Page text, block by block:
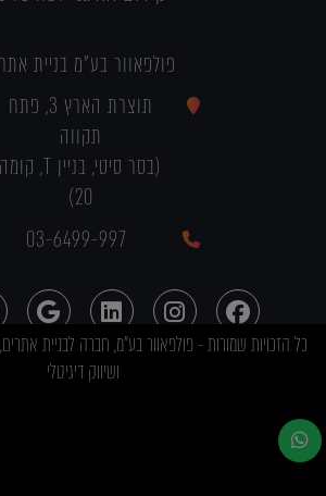
פולפאוור בע"מ בניית
תוצרת הארץ 3, פתח
תקווה
(בסר סיטי, בניין T, קומה
20)
03-6499-997
כל הזכויות שמורות - פולפאוור בע"מ, חברה לבניית
ושיווק דיגיטלי